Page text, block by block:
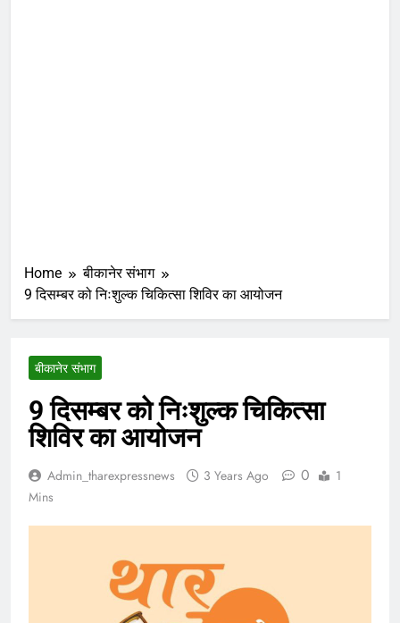
Home
बीकानेर संभाग
9 दिसम्बर को निःशुल्क चिकित्सा शिविर का आयोजन
बीकानेर संभाग
9 दिसम्बर को निःशुल्क चिकित्सा
शिविर का आयोजन
Admin_tharexpressnews 3 Years Ago 0
1
Mins